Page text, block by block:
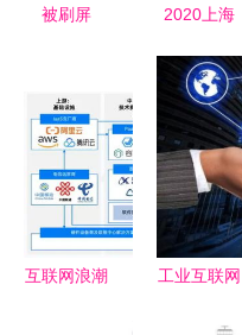
被刷屏
业化目标”,
指的是什
么?
2020上海
展 信息技
术咨询服务
的创新与变
革
互联网浪潮
工业互联网